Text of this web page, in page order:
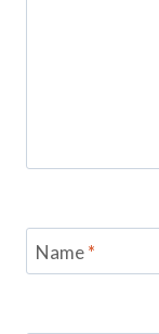
Name*